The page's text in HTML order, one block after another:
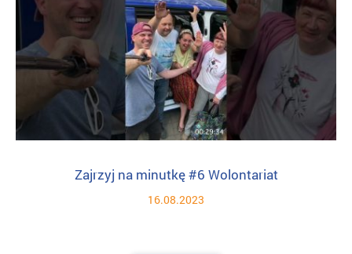
Zajrzyj na minutkę #6 Wolontariat
16.08.2023